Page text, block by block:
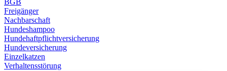
BGB
Freigänger
Nachbarschaft
Hundeshampoo
Hundehaftpflichtversicherung
Hundeversicherung
Einzelkatzen
Verhaltensstörung